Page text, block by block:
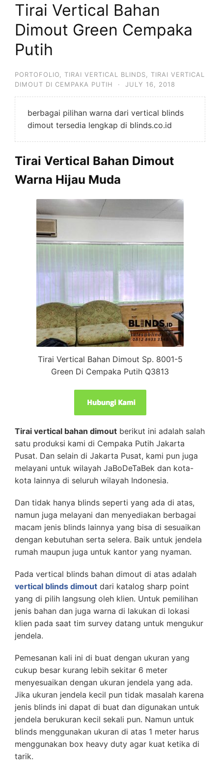
Tirai Vertical Bahan
Dimout Green Cempaka
Putih
PORTOFOLIO, TIRAI VERTICAL BLINDS, TIRAI VERTICAL
DIMOUT DI CEMPAKA PUTIH
· JULY 16, 2018
berbagai pilihan warna dari vertical blinds
dimout tersedia lengkap di blinds.co.id
Tirai Vertical Bahan Dimout
Warna Hijau Muda
Tirai Vertical Bahan Dimout Sp. 8001-5
Green Di Cempaka Putih Q3813
Tirai vertical bahan dimout berikut ini adalah salah
satu produksi kami di Cempaka Putih Jakarta
Pusat. Dan selain di Jakarta Pusat, kami pun juga
melayani untuk wilayah JaBoDeTaBek dan kota-
kota lainnya di seluruh wilayah Indonesia.
Dan tidak hanya blinds seperti yang ada di atas,
namun juga melayani dan menyediakan berbagai
macam jenis blinds lainnya yang bisa di sesuaikan
dengan kebutuhan serta selera. Baik untuk jendela
rumah maupun juga untuk kantor yang nyaman.
Pada vertical blinds bahan dimout di atas adalah
vertical blinds dimout dari katalog sharp point
yang di pilih langsung oleh klien. Untuk pemilihan
jenis bahan dan juga warna di lakukan di lokasi
klien pada saat tim survey datang untuk mengukur
jendela.
Pemesanan kali ini di buat dengan ukuran yang
cukup besar kurang lebih sekitar 6 meter
menyesuaikan dengan ukuran jendela yang ada.
Jika ukuran jendela kecil pun tidak masalah karena
jenis blinds ini dapat di buat dan digunakan untuk
jendela berukuran kecil sekali pun. Namun untuk
blinds menggunakan ukuran di atas 1 meter harus
menggunakan box heavy duty agar kuat ketika di
tarik.